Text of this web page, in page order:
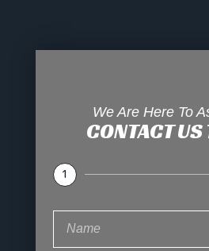
We Are Here To
CONTACT US
1